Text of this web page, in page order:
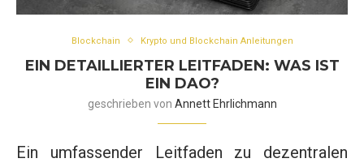
Blockchain Krypto und Blockchain Anleitungen
EIN DETAILLIERTER LEITFADEN: WAS IST
EIN DAO?
geschrieben von Annett Ehrlichmann
Ein umfassender Leitfaden zu dezentralen